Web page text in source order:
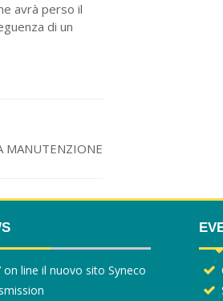
avrà perso il
di un
MANUTENZIONE
on line il nuovo sito Syneco